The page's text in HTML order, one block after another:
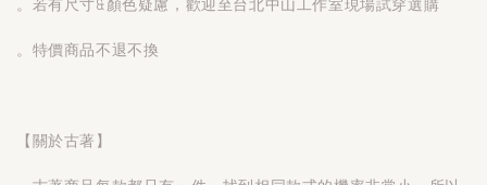
。若有尺寸&顏色疑慮，歡迎至台北中山工作室現場試穿選購
。特價商品不退不換
【關於古著】